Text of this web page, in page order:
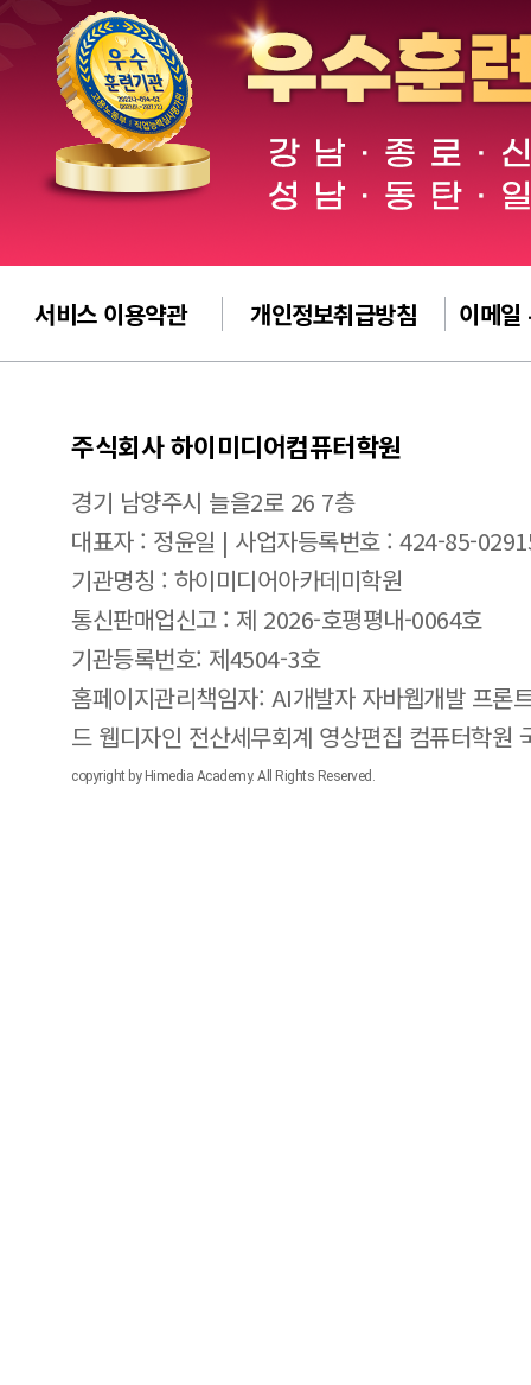
서비스 이용약관 개인정보취급방침 이메일
주식회사 하이미디어컴퓨터학원
경기 남양주시 늘을2로 26 7층
대표자 : 정윤일 | 사업자등록번호 : 424-85-
기관명칭 : 하이미디어아카데미학원
통신판매업신고 : 제 2026-호평평내-0064호
기관등록번호: 제4504-3호
홈페이지관리책임자: AI개발자 자바웹개발 프론
드 웹디자인 전산세무회계 영상편집 컴퓨터학원
copyright by Himedia Academy. All Rights Reserved.